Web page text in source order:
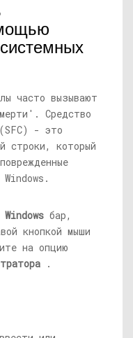
часто вызывают
Средство
(SFC) - это
строки, который
бар,
кнопкой мыши
на опцию
.